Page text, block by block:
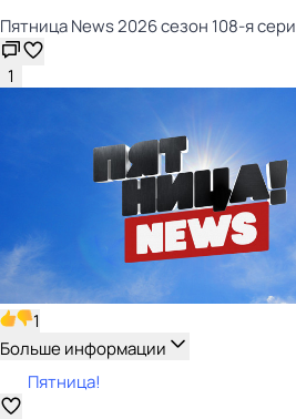
Пятница News 2026 сезон 108-я
1
1
Больше информации
Пятница!